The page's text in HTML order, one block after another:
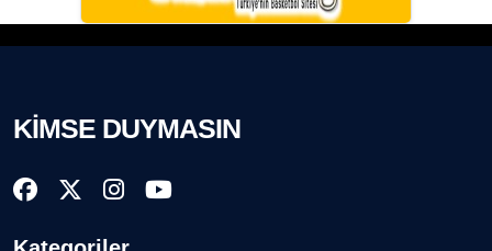
KİMSE DUYMASIN